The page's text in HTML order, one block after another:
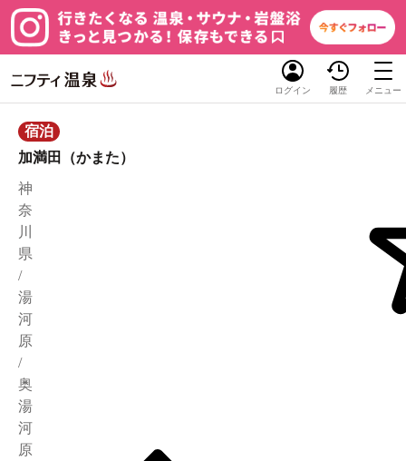
ログイン 履歴 メニュー
宿泊
加満田（かまた）
神
奈
川
県
/
湯
河
原
/
奥
湯
河
原